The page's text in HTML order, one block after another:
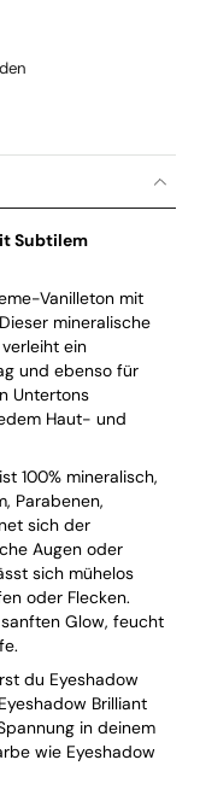
Subtilem
Vanilleton mit
mineralische
ein
und ebenso für
Untertons
Haut- und
100% mineralisch,
Parabenen,
sich der
Augen oder
sich mühelos
oder Flecken.
Glow, feucht
du Eyeshadow
Brilliant
in deinem
wie Eyeshadow